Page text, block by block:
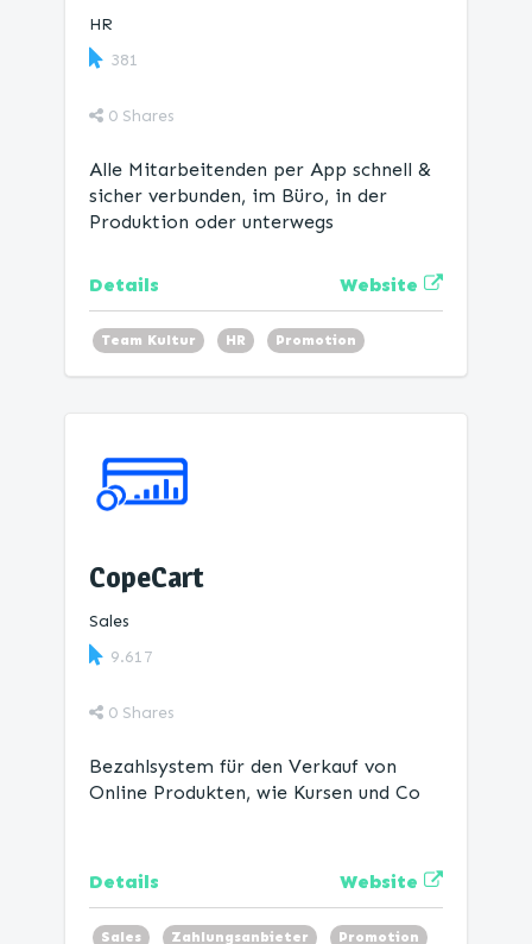
HR
381
0 Shares
Alle Mitarbeitenden per App schnell &
sicher verbunden, im Büro, in der
Produktion oder unterwegs
Details Website
Team Kultur HR Promotion
Mitarbeiter-App
CopeCart
Sales
9.617
0 Shares
Bezahlsystem für den Verkauf von
Online Produkten, wie Kursen und Co
Details Website
Sales Zahlungsanbieter Promotion